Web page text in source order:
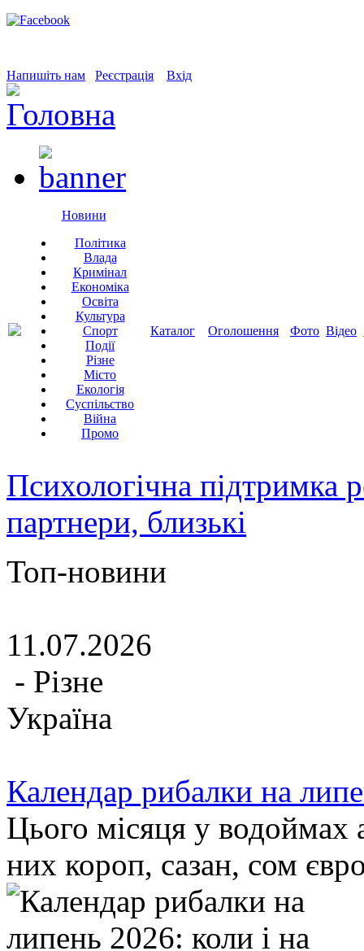
Напишіть нам Реєстрація Вхід
Новини
Політика
Влада
Кримінал
Економіка
Освіта
Культура
Спорт
Події
Різне
Місто
Екологія
Суспільство
Війна
Промо
Каталог Оголошення Фото Відео
Психологічна підтримка
партнери, близькі
Топ-новини
11.07.2026
- Різне
Україна
Календар рибалки на
Цього місяця у водоймах
них короп, сазан, сом